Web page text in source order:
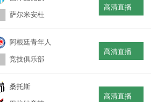
萨尔米安杜
高清直播
阿根廷青年人
竞技俱乐部
高清直播
桑托斯
高清直播